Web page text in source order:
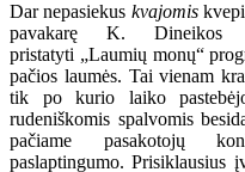
Dar nepasiekus kvajomis
pavakarę K. Dineikos
pristatyti „Laumių monų“
pačios laumės. Tai vienam
tik po kurio laiko
rudeniškomis spalvomis
pačiame pasakotojų
paslaptingumo. Prisiklausius